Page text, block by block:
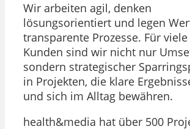
Wir arbeiten agil, denken
lösungsorientiert und legen
transparente Prozesse. Für
Kunden sind wir nicht nur
sondern strategischer
in Projekten, die klare
und sich im Alltag bewähren.
health&media hat über 500